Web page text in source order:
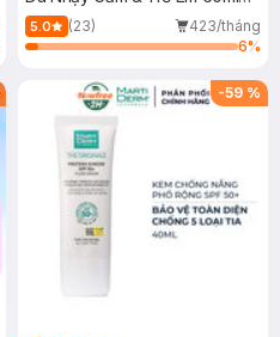
(Mới)
5.0 (23)
423/tháng
6%
-59 %